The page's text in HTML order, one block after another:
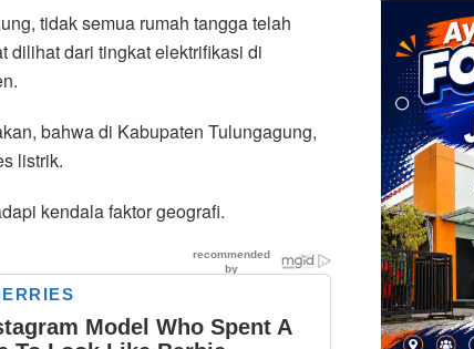
tidak semua rumah tangga telah
dilihat dari tingkat elektrifikasi di
bahwa di Kabupaten Tulungagung,
listrik.
kendala faktor geografi.